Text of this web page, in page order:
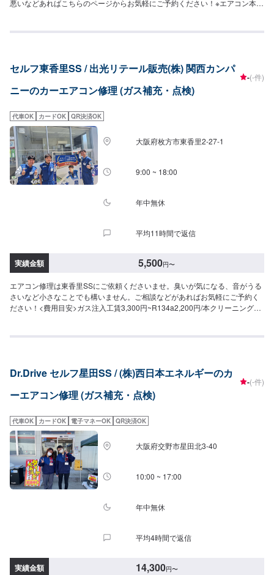
悪いなどあればこちらのページからお気軽にご予約ください！※エアコン本体
セルフ東香里SS / 出光リテール販売(株) 関西カンパ
ニーのカーエアコン修理 (ガス補充・点検)
-(-件)
代車OK カードOK QR決済OK
大阪府枚方市東香里2-27-1
9:00 ~ 18:00
年中無休
平均11時間で返信
実績金額 5,500円〜
エアコン修理は東香里SSにご依頼くださいませ。臭いが気になる、音がうる
さいなど小さなことでも構いません。ご相談などがあればお気軽にご予約く
ださい！<費用目安>ガス注入工賃3,300円~R134a2,200円/本クリーニング
Dr.Drive セルフ星田SS / (株)西日本エネルギーのカ
ーエアコン修理 (ガス補充・点検)
-(-件)
代車OK カードOK 電子マネーOK QR決済OK
大阪府交野市星田北3-40
10:00 ~ 17:00
年中無休
平均4時間で返信
実績金額 14,300円〜